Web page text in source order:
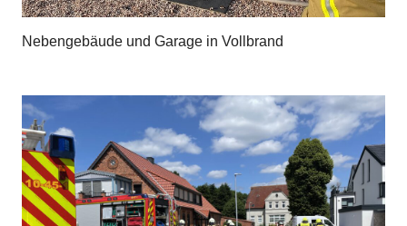
Nebengebäude und Garage in Vollbrand